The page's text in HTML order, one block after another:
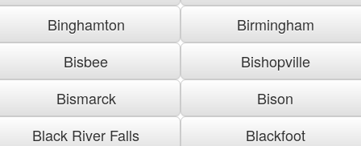
Binghamton
Birmingham
Bisbee
Bishopville
Bismarck
Bison
Black River Falls
Blackfoot